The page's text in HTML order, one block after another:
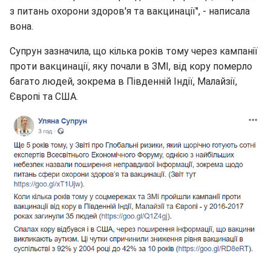
з питань охорони здоров'я та вакцинації", - написала
вона.
Супрун зазначила, що кілька років тому через кампанії
проти вакцинації, яку почали в ЗМІ, від кору померло
багато людей, зокрема в Південній Індії, Малайзії,
Європі та США.